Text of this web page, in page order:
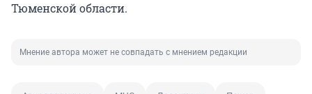
Тюменской области.
Мнение автора может не совпадать с мнением редакции